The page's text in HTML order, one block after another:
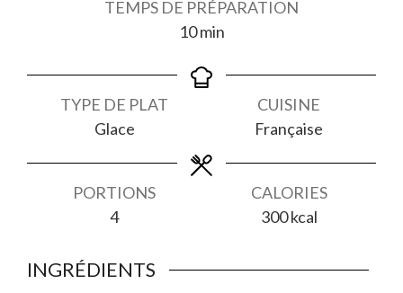
TEMPS DE PRÉPARATION
10minutes
min
TYPE DE PLAT
Glace
CUISINE
Française
PORTIONS
4
CALORIES
300 kcal
INGRÉDIENTS